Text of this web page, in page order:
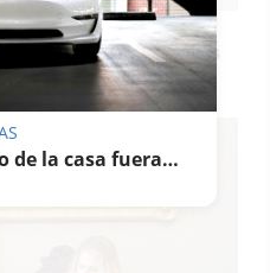
de la mano del
paisajes a millones
de la casa fuera…